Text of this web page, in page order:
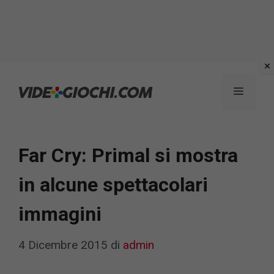
Menu
Far Cry: Primal si mostra
in alcune spettacolari
immagini
4 Dicembre 2015 di admin